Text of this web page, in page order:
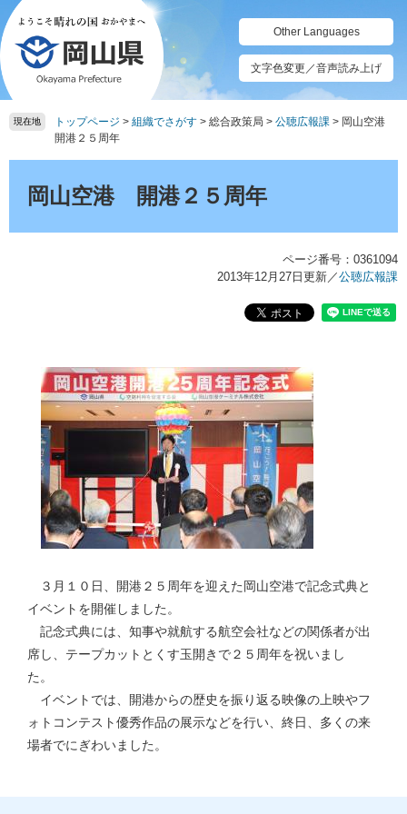
ペ
ー
ジ
の
先
頭
メ
ニ
ュ
ー
を
飛
て
Other Languages
文字色変更／音声読み上げ
現在地 トップページ > 組織でさがす > 総合政策局 > 公聴広報課 > 岡山空港
開港２５周年
岡山空港 開港２５周年
ページ番号：0361094
2013年12月27日更新／公聴広報課
３月１０日、開港２５周年を迎えた岡山空港で記念式典と
イベントを開催しました。
記念式典には、知事や就航する航空会社などの関係者が出
席し、テープカットとくす玉開きで２５周年を祝いまし
た。
イベントでは、開港からの歴史を振り返る映像の上映やフ
ォトコンテスト優秀作品の展示などを行い、終日、多くの来
場者でにぎわいました。